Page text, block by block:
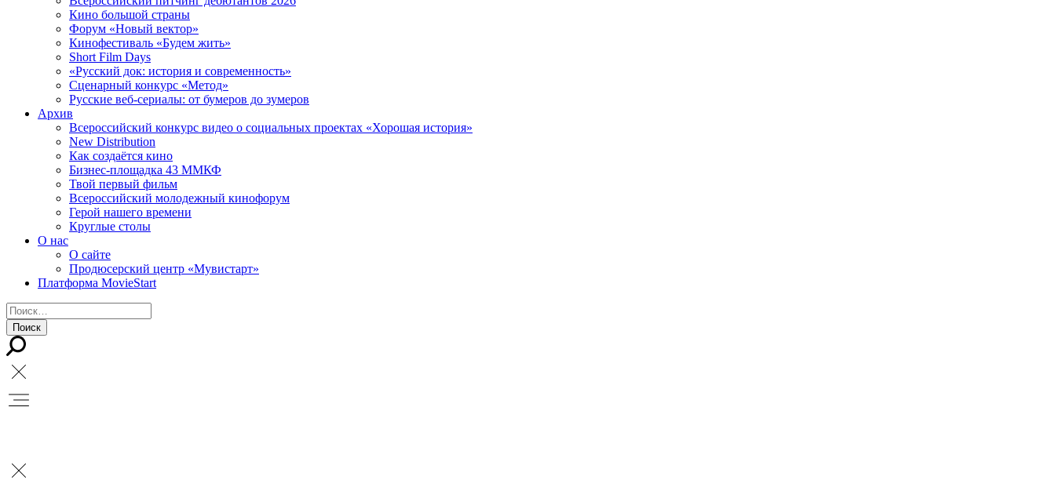
Кино большой страны
Форум «Новый вектор»
Кинофестиваль «Будем жить»
Short Film Days
«Русский док: история и современность»
Сценарный конкурс «Метод»
Русские веб-сериалы: от бумеров до зумеров
Архив
Всероссийский конкурс видео о социальных проектах «Хорошая история»
New Distribution
Как создаётся кино
Бизнес-площадка 43 ММКФ
Твой первый фильм
Всероссийский молодежный кинофорум
Герой нашего времени
Круглые столы
О нас
О сайте
Продюсерский центр «Мувистарт»
Платформа MovieStart